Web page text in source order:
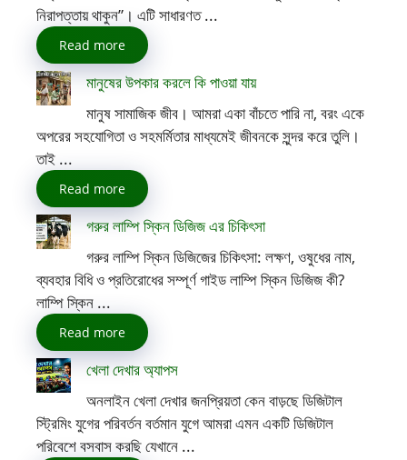
নিরাপত্তায় থাকুন”। এটি সাধারণত ...
Read more
মানুষের উপকার করলে কি পাওয়া যায়
মানুষ সামাজিক জীব। আমরা একা বাঁচতে পারি না, বরং একে
অপরের সহযোগিতা ও সহমর্মিতার মাধ্যমেই জীবনকে সুন্দর করে তুলি।
তাই ...
Read more
গরুর লাম্পি স্কিন ডিজিজ এর চিকিৎসা
গরুর লাম্পি স্কিন ডিজিজের চিকিৎসা: লক্ষণ, ওষুধের নাম,
ব্যবহার বিধি ও প্রতিরোধের সম্পূর্ণ গাইড লাম্পি স্কিন ডিজিজ কী?
লাম্পি স্কিন ...
Read more
খেলা দেখার অ্যাপস
অনলাইন খেলা দেখার জনপ্রিয়তা কেন বাড়ছে ডিজিটাল
স্ট্রিমিং যুগের পরিবর্তন বর্তমান যুগে আমরা এমন একটি ডিজিটাল
পরিবেশে বসবাস করছি যেখানে ...